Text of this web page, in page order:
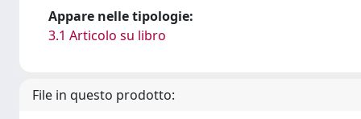
Appare nelle tipologie:
3.1 Articolo su libro
File in questo prodotto: